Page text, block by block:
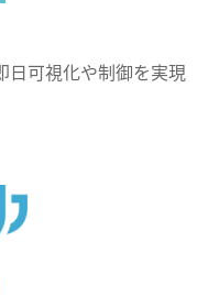
日可視化や制御を実現